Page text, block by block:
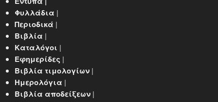
Φυλλάδια |
Περιοδικά |
Βιβλία |
Καταλόγοι |
Εφημερίδες |
Βιβλία τιμολογίων |
Ημερολόγια |
Βιβλία αποδείξεων |